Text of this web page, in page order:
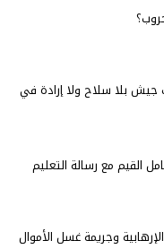
جيش بلا سلاح ولا إرادة في
القيم مع رسالة التعليم
الإرهابية وجريمة غسل الأموال